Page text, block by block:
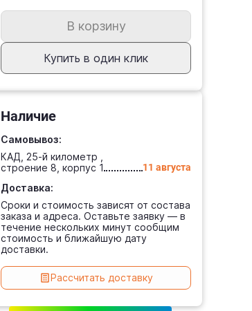
В корзину
Купить в один клик
Наличие
Самовывоз:
КАД, 25-й километр ,
строение 8, корпус 1
11 августа
Доставка:
Сроки и стоимость зависят от состава
заказа и адреса. Оставьте заявку — в
течение нескольких минут сообщим
стоимость и ближайшую дату
доставки.
Рассчитать доставку